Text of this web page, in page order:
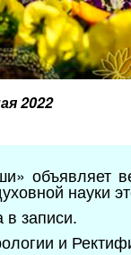
2022
объявляет
науки
записи.
и